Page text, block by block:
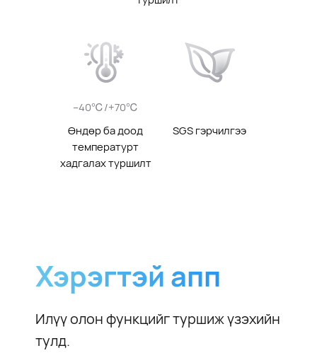
–40℃/+70℃
Өндөр ба доод
температурт
хадгалах туршилт
SGS гэрчилгээ
Хэрэгтэй апп
Илүү олон функцийг туршиж үзэхийн
тулд.